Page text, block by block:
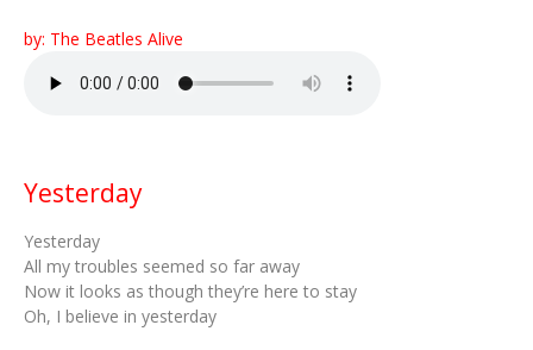
by: The Beatles Alive
Yesterday
Yesterday
All my troubles seemed so far away
Now it looks as though they’re here to stay
Oh, I believe in yesterday